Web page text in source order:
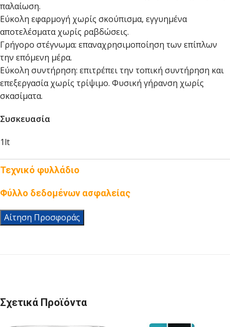
παλαίωση.
Εύκολη εφαρμογή χωρίς σκούπισμα, εγγυημένα
αποτελέσματα χωρίς ραβδώσεις.
Γρήγορο στέγνωμα: επαναχρησιμοποίηση των επίπλων
την επόμενη μέρα.
Εύκολη συντήρηση: επιτρέπει την τοπική συντήρηση και
επεξεργασία χωρίς τρίψιμο. Φυσική γήρανση χωρίς
σκασίματα.
Συσκευασία
1lt
Τεχνικό φυλλάδιο
Φύλλο δεδομένων ασφαλείας
Αίτηση Προσφοράς
Σχετικά Προϊόντα